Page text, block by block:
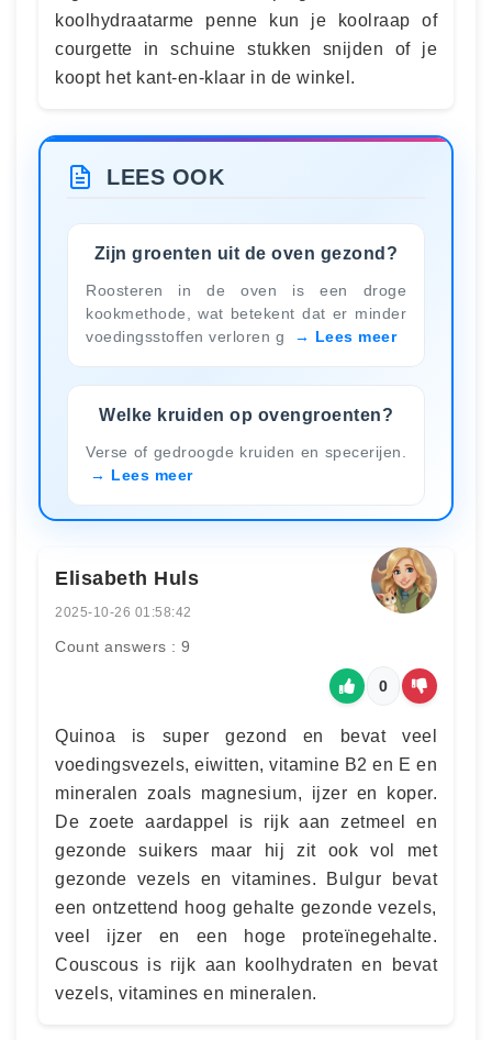
koolhydraatarme penne kun je koolraap of
courgette in schuine stukken snijden of je
koopt het kant-en-klaar in de winkel.
LEES OOK
Zijn groenten uit de oven gezond?
Roosteren in de oven is een droge
kookmethode, wat betekent dat er minder
voedingsstoffen verloren g
Lees meer
Welke kruiden op ovengroenten?
Verse of gedroogde kruiden en specerijen.
Lees meer
Elisabeth Huls
2025-10-26 01:58:42
Count answers : 9
0
Quinoa is super gezond en bevat veel
voedingsvezels, eiwitten, vitamine B2 en E en
mineralen zoals magnesium, ijzer en koper.
De zoete aardappel is rijk aan zetmeel en
gezonde suikers maar hij zit ook vol met
gezonde vezels en vitamines. Bulgur bevat
een ontzettend hoog gehalte gezonde vezels,
veel ijzer en een hoge proteïnegehalte.
Couscous is rijk aan koolhydraten en bevat
vezels, vitamines en mineralen.